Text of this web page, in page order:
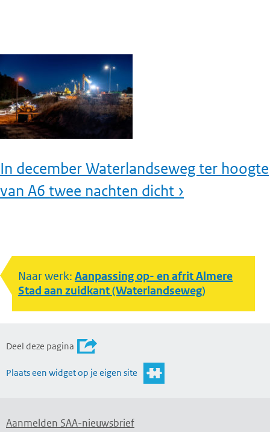
In december Waterlandseweg ter hoogte
van A6 twee nachten dicht ›
Naar werk: Aanpassing op- en afrit Almere
Stad aan zuidkant (Waterlandseweg)
Deel deze pagina
Plaats een widget op je eigen site
Aanmelden SAA-nieuwsbrief